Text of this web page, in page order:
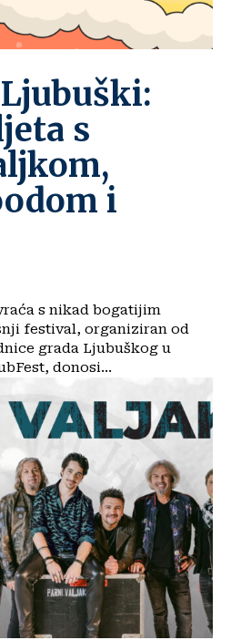
s
i
s nikad bogatijim
festival, organiziran od
grada Ljubuškog u
donosi...